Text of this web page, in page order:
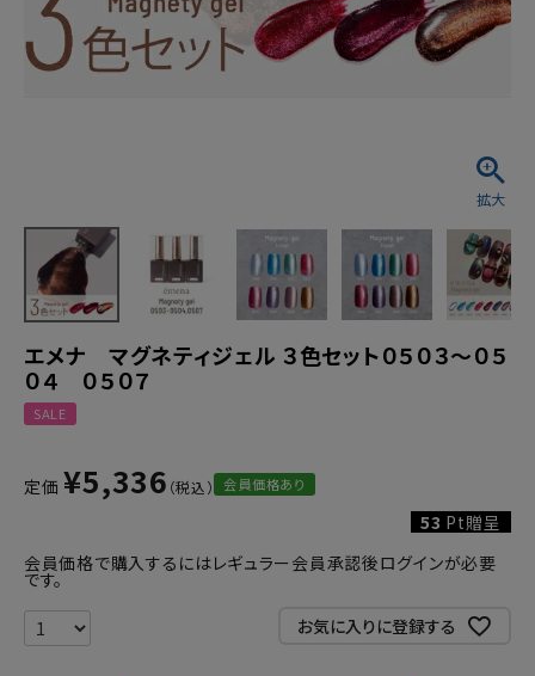
エメナ マグネティジェル ３色セット０５０３～０５
０４ ０５０７
SALE
定価 ¥5,336 会員価格あり
53 Pt贈呈
会員価格で購入するにはレギュラー会員承認後ログインが必要
です。
お気に入りに登録する